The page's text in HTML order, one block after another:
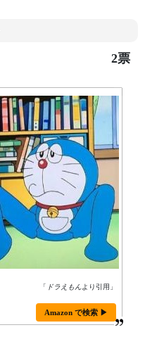
2票
「 ドラえもん より引用」
Amazon で検索 ▶